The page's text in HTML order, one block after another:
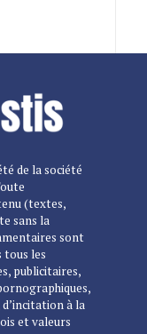
de la société
(textes,
sans la
sont
tous les
publicitaires,
à la
et valeurs